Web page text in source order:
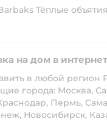
Тёплые
на дом в
в любой регион
города: Москва,
Пермь,
Новосибирск,